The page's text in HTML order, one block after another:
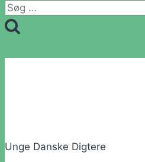
Søg
efter:
Unge Danske Digtere